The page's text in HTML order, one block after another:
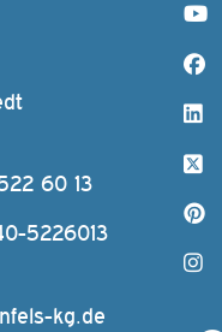
60 13
5226013
kg.de